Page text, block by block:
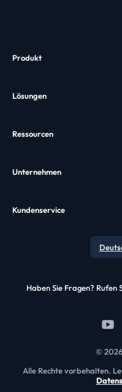
Produkt
Funktionen
Download
Lösungen
Desktop Suche
VDI Suche
Ressourcen
Case Study
Video
Unternehmen
Awards
Kundenservice
FAQ
Haben Sie Fragen? Rufen
©
Alle Rechte vorbehalten.